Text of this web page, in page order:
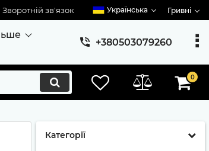
Зворотній зв'язок Українська Гривні
+380503079260
0
Категорії